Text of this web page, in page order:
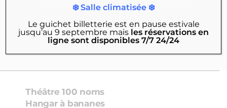
nouveaux spectacles, offres & bons plans…
JE M'INSCRIS
Théâtre 100 noms
Hangar à bananes
❄️ Salle climatisée ❄️
Le guichet billetterie est en pause estivale
jusqu’au 9 septembre mais les réservations en
ligne sont disponibles 7/7 24/24